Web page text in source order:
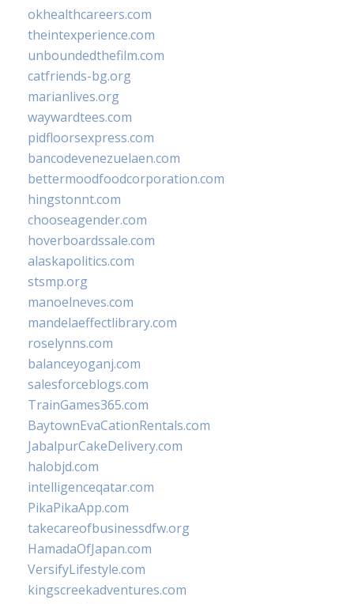
okhealthcareers.com
theintexperience.com
unboundedthefilm.com
catfriends-bg.org
marianlives.org
waywardtees.com
pidfloorsexpress.com
bancodevenezuelaen.com
bettermoodfoodcorporation.com
hingstonnt.com
chooseagender.com
hoverboardssale.com
alaskapolitics.com
stsmp.org
manoelneves.com
mandelaeffectlibrary.com
roselynns.com
balanceyoganj.com
salesforceblogs.com
TrainGames365.com
BaytownEvaCationRentals.com
JabalpurCakeDelivery.com
halobjd.com
intelligenceqatar.com
PikaPikaApp.com
takecareofbusinessdfw.org
HamadaOfJapan.com
VersifyLifestyle.com
kingscreekadventures.com